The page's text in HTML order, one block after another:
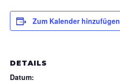
Zum Kalender hinzufügen
DETAILS
Datum: